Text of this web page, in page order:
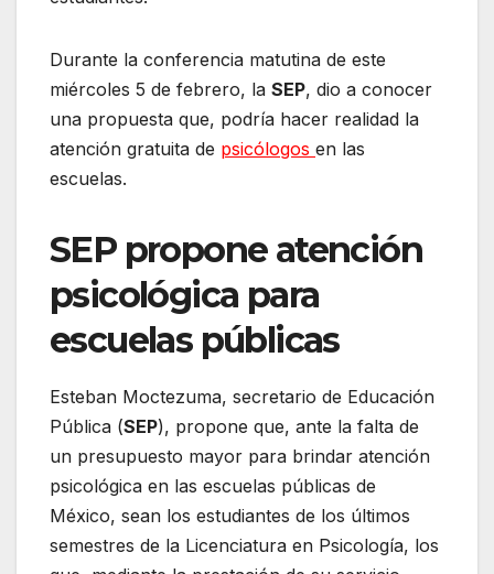
Durante la conferencia matutina de este
miércoles 5 de febrero, la SEP, dio a conocer
una propuesta que, podría hacer realidad la
atención gratuita de psicólogos en las
escuelas.
SEP propone atención
psicológica para
escuelas públicas
Esteban Moctezuma, secretario de Educación
Pública (SEP), propone que, ante la falta de
un presupuesto mayor para brindar atención
psicológica en las escuelas públicas de
México, sean los estudiantes de los últimos
semestres de la Licenciatura en Psicología, los